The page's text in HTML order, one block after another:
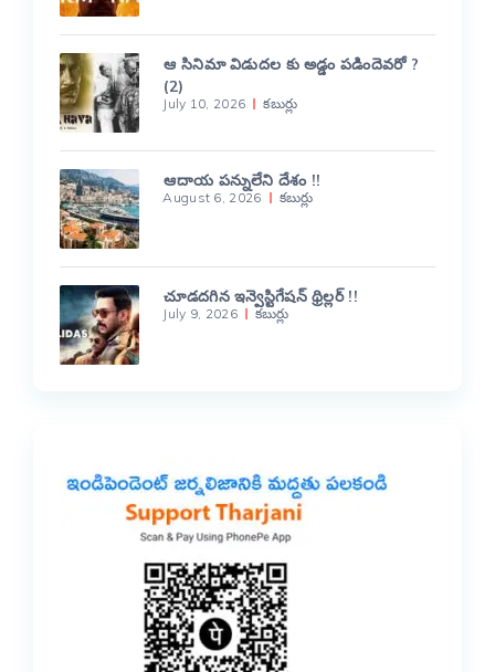
ఆ సినిమా విడుదల కు అడ్డం పడిందెవరో ?
(2)
July 10, 2026 కబుర్లు
ఆదాయ పన్నులేని దేశం !!
August 6, 2026 కబుర్లు
చూడదగిన ఇన్వెస్టిగేషన్ థ్రిల్లర్ !!
July 9, 2026 కబుర్లు